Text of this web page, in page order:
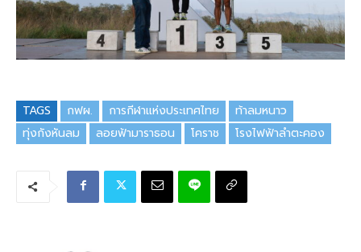
TAGS กฟผ. การกีฬาแห่งประเทศไทย
ท้าลมหนาว
ทุ่งกังหันลม
ลอยฟ้ามาราธอน โคราช โรงไฟฟ้าลำตะคอง